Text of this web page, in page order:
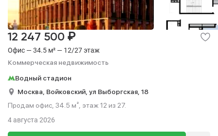
Офис — 34.5 м² — 12/27 этаж
Коммерческая недвижимость
12 247 500 ₽
Водный стадион
Москва, Войковский, ул Выборгская, 18
Продам офис, 34.5 м², этаж 12 из 27.
4 августа 2026